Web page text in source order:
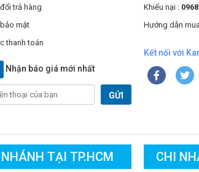
có ưu điểm gì nổi bật?
tinh khiết
thiết kế với hệ thống lọc 5 cấp hiện đại, kết hợp
đối cho nhu cầu sử dụng trực tiếp.
bùn đất, rỉ sét và các tạp chất lớn hơn 5 micron, bảo
nhập khẩu từ Mỹ, đạt tiêu chuẩn quốc tế NSF 58
độc tố hóa học, cho ra nguồn nước hoàn toàn tinh
trả hàng
mật
thanh toán
Nhận báo giá mới nhất
GỬI
Khiếu nại :
Hướng dẫn
Kết nối với
TẠI TP.HCM CHI